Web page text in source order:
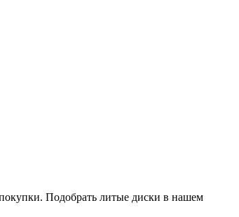
Подобрать литые диски в нашем